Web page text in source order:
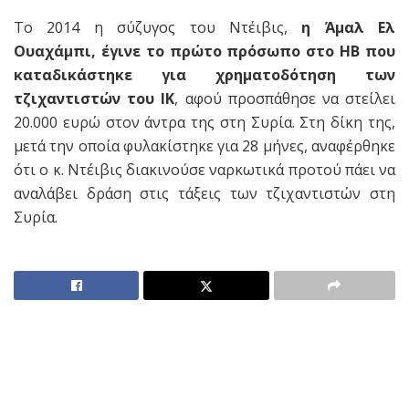
Το 2014 η σύζυγος του Ντέιβις, η Άμαλ Ελ
Ουαχάμπι, έγινε το πρώτο πρόσωπο στο ΗΒ που
καταδικάστηκε για χρηματοδότηση των
τζιχαντιστών του ΙΚ, αφού προσπάθησε να στείλει
20.000 ευρώ στον άντρα της στη Συρία. Στη δίκη της,
μετά την οποία φυλακίστηκε για 28 μήνες, αναφέρθηκε
ότι ο κ. Ντέιβις διακινούσε ναρκωτικά προτού πάει να
αναλάβει δράση στις τάξεις των τζιχαντιστών στη
Συρία.